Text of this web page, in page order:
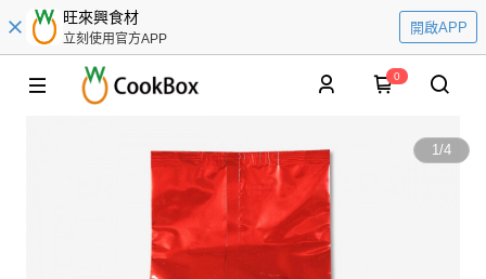
旺來興食材
立刻使用官方APP
開啟APP
0
1/4